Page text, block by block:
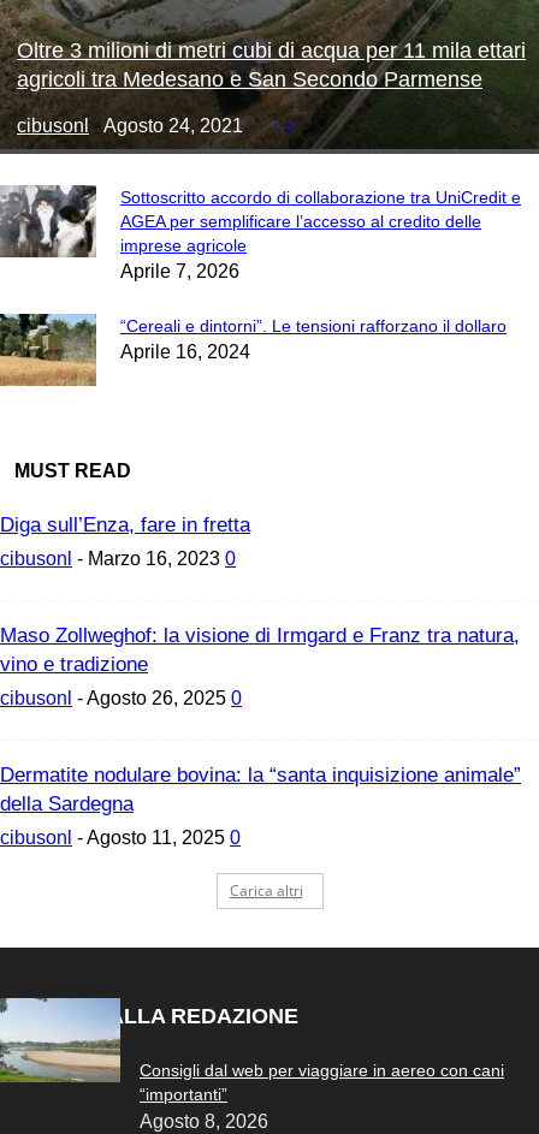
Oltre 3 milioni di metri cubi di acqua per 11 mila ettari
agricoli tra Medesano e San Secondo Parmense
cibusonl -Agosto 24, 2021 0
Sottoscritto accordo di collaborazione tra UniCredit e
AGEA per semplificare l’accesso al credito delle
imprese agricole
Aprile 7, 2026
“Cereali e dintorni”. Le tensioni rafforzano il dollaro
Aprile 16, 2024
MUST READ
Diga sull’Enza, fare in fretta
cibusonl - Marzo 16, 2023 0
Maso Zollweghof: la visione di Irmgard e Franz tra natura,
vino e tradizione
cibusonl -Agosto 26, 2025 0
Dermatite nodulare bovina: la “santa inquisizione animale”
della Sardegna
cibusonl -Agosto 11, 2025 0
Carica altri
SCELTO DALLA REDAZIONE
Consigli dal web per viaggiare in aereo con cani
“importanti”
Agosto 8, 2026